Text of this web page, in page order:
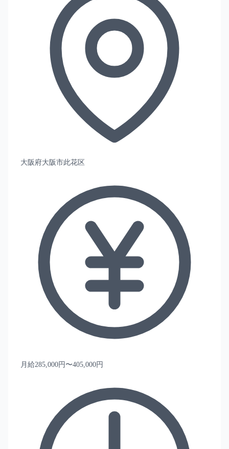
大阪府大阪市此花区
月給285,000円〜405,000円